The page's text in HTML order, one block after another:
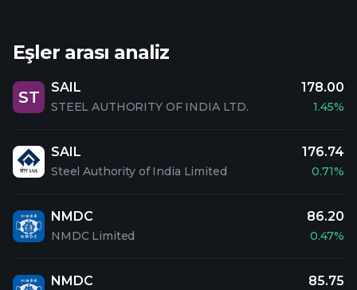
Eşler arası analiz
ST
SAIL
STEEL AUTHORITY OF INDIA LTD.
178.00
1.45%
SAIL
Steel Authority of India Limited
176.74
0.71%
NMDC
NMDC Limited
86.20
0.47%
NMDC 85.75